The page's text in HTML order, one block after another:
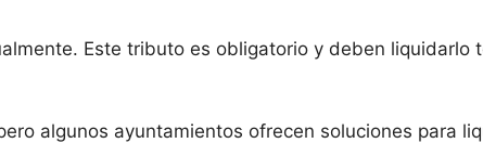
Este tributo es obligatorio y deben liquidarlo
algunos ayuntamientos ofrecen soluciones para